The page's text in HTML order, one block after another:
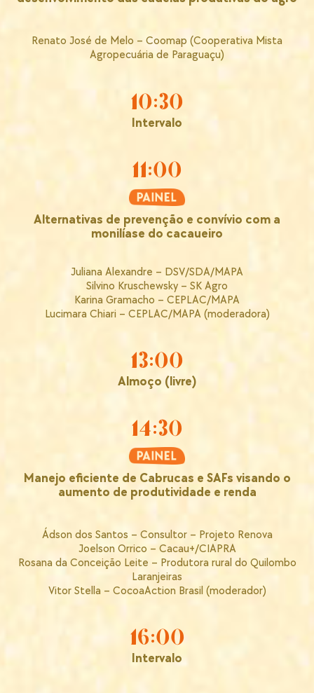
Renato José de Melo – Coomap (Cooperativa Mista
Agropecuária de Paraguaçu)
10:30
Intervalo
11:00
Alternativas de prevenção e convívio com a
monilíase do cacaueiro
Juliana Alexandre – DSV/SDA/MAPA
Silvino Kruschewsky – SK Agro
Karina Gramacho – CEPLAC/MAPA
Lucimara Chiari – CEPLAC/MAPA (moderadora)
13:00
Almoço (livre)
14:30
Manejo eficiente de Cabrucas e SAFs visando o
aumento de produtividade e renda
Ádson dos Santos – Consultor – Projeto Renova
Joelson Orrico – Cacau+/CIAPRA
Rosana da Conceição Leite – Produtora rural do Quilombo
Laranjeiras
Vitor Stella – CocoaAction Brasil (moderador)
16:00
Intervalo